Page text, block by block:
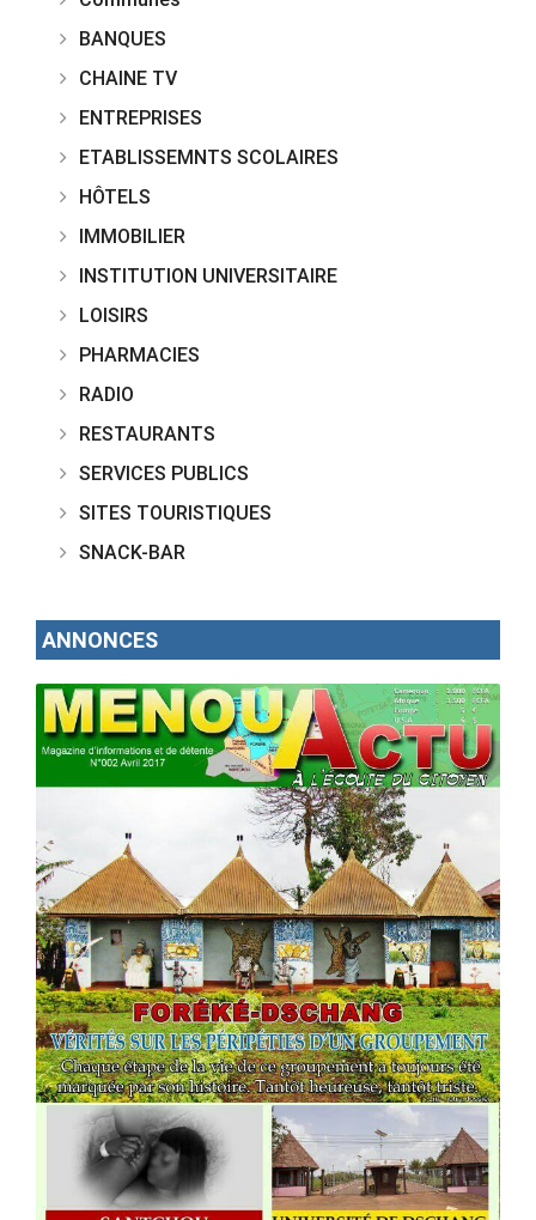
BANQUES
CHAINE TV
ENTREPRISES
ETABLISSEMNTS SCOLAIRES
HÔTELS
IMMOBILIER
INSTITUTION UNIVERSITAIRE
LOISIRS
PHARMACIES
RADIO
RESTAURANTS
SERVICES PUBLICS
SITES TOURISTIQUES
SNACK-BAR
ANNONCES